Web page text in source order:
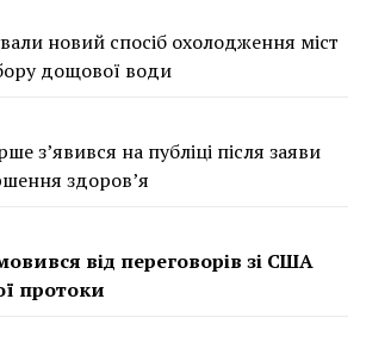
новий спосіб охолодження міст
дощової води
з’явився на публіці після заяви
здоров’я
від переговорів зі США
протоки